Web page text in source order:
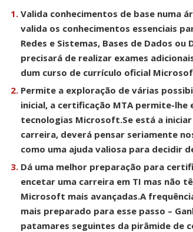
Valida conhecimentos de base numa
valida os conhecimentos essenciais
Redes e Sistemas, Bases de Dados
precisará de realizar exames
dum curso de currículo oficial
Permite a exploração de várias
inicial, a certificação MTA permite-
tecnologias Microsoft.Se está a
carreira, deverá pensar seriamente
como uma ajuda valiosa para decidir
Dá uma melhor preparação para
encetar uma carreira em TI mas não
Microsoft mais avançadas.A
mais preparado para esse passo –
patamares seguintes da pirâmide